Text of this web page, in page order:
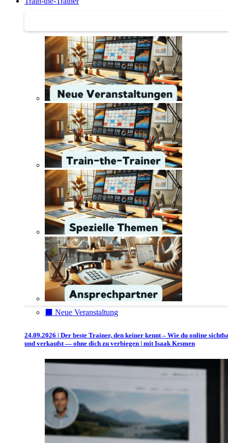
⬛️ Neue Veranstaltung
24.09.2026 | Der beste Trainer, den keiner kennt – Wie du online
und verkaufst — ohne dich zu verbiegen | mit Isaak Kesmen